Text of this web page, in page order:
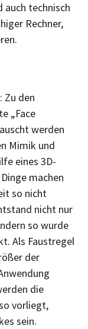
auch technisch
Rechner,
Zu den
„Face
werden
Mimik und
eines 3D-
machen
so nicht
nicht nur
so wurde
Als Faustregel
der
die
vorliegt,
sein.